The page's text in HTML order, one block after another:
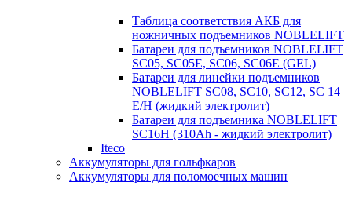
Таблица соответствия АКБ для
ножничных подъемников NOBLELIFT
Батареи для подъемников NOBLELIFT
SC05, SC05E, SC06, SC06E (GEL)
Батареи для линейки подъемников
NOBLELIFT SC08, SC10, SC12, SC 14
E/H (жидкий электролит)
Батареи для подъемника NOBLELIFT
SC16H (310Ah - жидкий электролит)
Iteco
Аккумуляторы для гольфкаров
Аккумуляторы для поломоечных машин